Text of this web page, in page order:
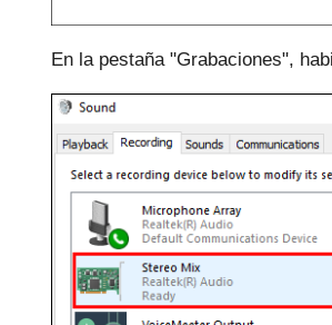
En la pestaña "Grabaciones",